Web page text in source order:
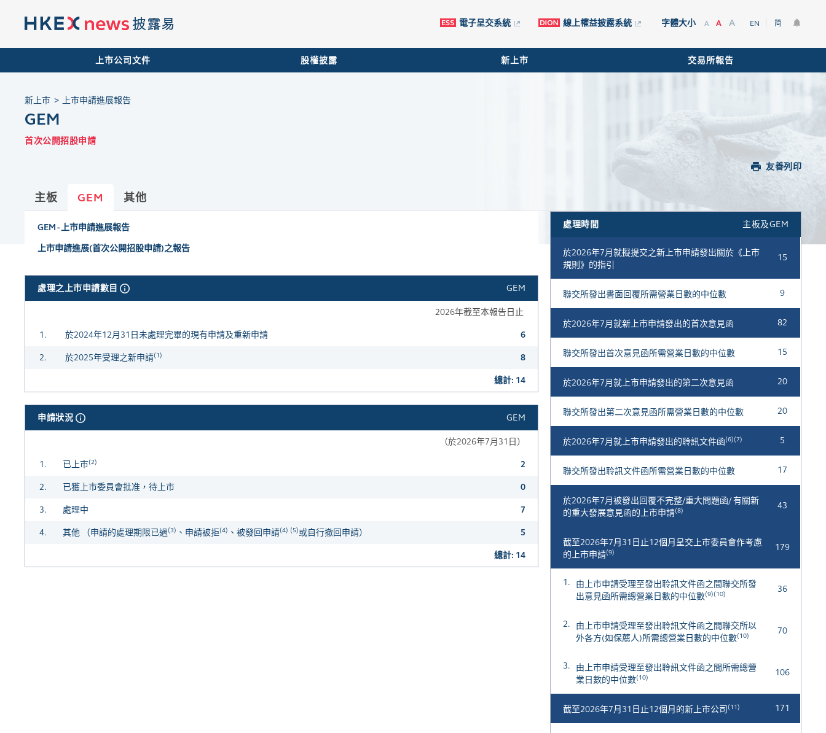
電子呈交系統 線上權益披露系統 字體大小 A A A EN 简
上市公司文件 股權披露 新上市 交易所報告
新上市 上市申請進展報告
GEM
首次公開招股申請
友善列印
主板 GEM 其他
GEM - 上市申請進展報告
上市申請進展(首次公開招股申請)之報告
處理之上市申請數目 GEM
2026年截至本報告日止
1. 於2024年12月31日未處理完畢的現有申請及重新申請 6
2. 於2025年受理之新申請(1) 8
總計: 14
申請狀況 GEM
（於2026年7月31日）
1. 已上市(2) 2
2. 已獲上市委員會批准，待上市 0
3. 處理中 7
4. 其他 （申請的處理期限已過(3) 、申請被拒(4) 、被發回申請(4) (5)或自行撤回申請） 5
總計: 14
處理時間 主板及GEM
於2026年7月就擬提交之新上市申請發出關於《上市
規則》的指引
15
聯交所發出書面回覆所需營業日數的中位數 9
於2026年7月就新 上市申請發出的首次意見函 82
聯交所發出首次意見函所需營業日數的中位數 15
於2026年7月就上市申請發出的第二次意見函 20
聯交所發出第二次意見函所需營業日數的中位數 20
於2026年7月就上市申請發出的聆訊文件函(6)(7) 5
聯交所發出聆訊文件函所需營業日數的中位數 17
於2026年7月被發出回覆不完整/重大問題函/ 有關新
的重大發展意見函的上市申請(8) 43
截至2026年7月31日止12個月呈交上市委員會作考慮
的上市申請(9) 179
1.
由上市申請受理至發出聆訊文件函之間聯交所發
出意見函所需總營業日數的中位數(9)(10) 36
2.
由上市申請受理至發出聆訊文件函之間聯交所以
外各方(如保薦人)所需總營業日數的中位數(10) 70
3.
由上市申請受理至發出聆訊文件函之間所需總營
業日數的中位數(10) 106
截至2026年7月31日止12個月的新上市公司 (11) 171